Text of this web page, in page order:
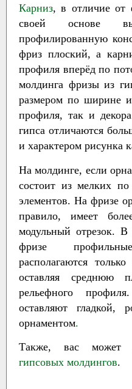
Карниз, в отличие от
своей основе
профилированную
фриз плоский, а
профиля вперёд по
молдинга фризы из
размером по ширине и
профиля, так и
гипса отличаются
и характером рисунка
На молдинге, если
состоит из мелких
элементов. На фризе
правило, имеет
модульный отрезок.
фризе
располагаются
оставляя среднюю
рельефного
оставляют гладкой,
орнаментом.
Также, вас может
гипсовых молдингов.